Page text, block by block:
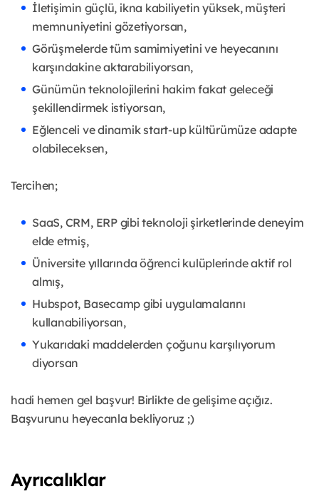
İletişimin güçlü, ikna kabiliyetin yüksek, müşteri
memnuniyetini gözetiyorsan,
Görüşmelerde tüm samimiyetini ve heyecanını
karşındakine aktarabiliyorsan,
Günümün teknolojilerini hakim fakat geleceği
şekillendirmek istiyorsan,
Eğlenceli ve dinamik start-up kültürümüze adapte
olabileceksen,
Tercihen;
SaaS, CRM, ERP gibi teknoloji şirketlerinde deneyim
elde etmiş,
Üniversite yıllarında öğrenci kulüplerinde aktif rol
almış,
Hubspot, Basecamp gibi uygulamalarını
kullanabiliyorsan,
Yukarıdaki maddelerden çoğunu karşılıyorum
diyorsan
hadi hemen gel başvur! Birlikte de gelişime açığız.
Başvurunu heyecanla bekliyoruz ;)
Ayrıcalıklar